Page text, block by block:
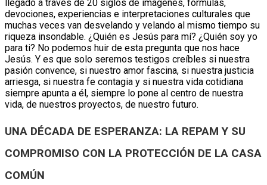
llegado a través de 20 siglos de imágenes, fórmulas,
devociones, experiencias e interpretaciones culturales que
muchas veces van desvelando y velando al mismo tiempo su
riqueza insondable. ¿Quién es Jesús para mí? ¿Quién soy yo
para ti? No podemos huir de esta pregunta que nos hace
Jesús. Y es que solo seremos testigos creíbles si nuestra
pasión convence, si nuestro amor fascina, si nuestra justicia
arriesga, si nuestra fe contagia y si nuestra vida cotidiana
siempre apunta a él, siempre lo pone al centro de nuestra
vida, de nuestros proyectos, de nuestro futuro.
UNA DÉCADA DE ESPERANZA: LA REPAM Y SU
COMPROMISO CON LA PROTECCIÓN DE LA CASA
COMÚN